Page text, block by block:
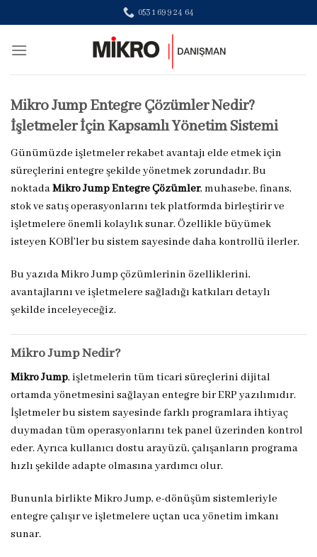
to
content
0531 699 24 64
Mikro Jump Entegre Çözümler Nedir?
İşletmeler İçin Kapsamlı Yönetim Sistemi
Günümüzde işletmeler rekabet avantajı elde etmek için
süreçlerini entegre şekilde yönetmek zorundadır. Bu
noktadaMikro Jump Entegre Çözümler, muhasebe, finans,
stok ve satış operasyonlarını tek platformda birleştirir ve
işletmelere önemli kolaylık sunar. Özellikle büyümek
isteyen KOBİ’ler bu sistem sayesinde daha kontrollü ilerler.
Bu yazıda Mikro Jump çözümlerinin özelliklerini,
avantajlarını ve işletmelere sağladığı katkıları detaylı
şekilde inceleyeceğiz.
Mikro Jump Nedir?
Mikro Jump, işletmelerin tüm ticari süreçlerini dijital
ortamda yönetmesini sağlayan entegre bir ERP yazılımıdır.
İşletmeler bu sistem sayesinde farklı programlara ihtiyaç
duymadan tüm operasyonlarını tek panel üzerinden kontrol
eder. Ayrıca kullanıcı dostu arayüzü, çalışanların programa
hızlı şekilde adapte olmasına yardımcı olur.
Bununla birlikte Mikro Jump, e-dönüşüm sistemleriyle
entegre çalışır ve işletmelere uçtan uca yönetim imkanı
sunar.